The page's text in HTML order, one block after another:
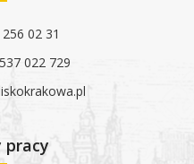
02 31
022 729
pracy